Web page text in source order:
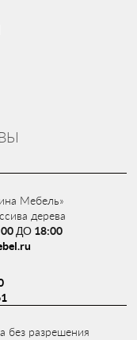
Мебель»
дерева
ДО 18:00
без разрешения